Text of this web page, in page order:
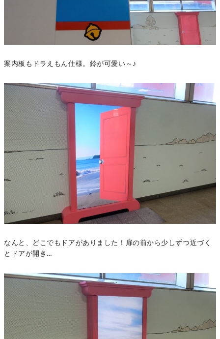
案内板もドラえもん仕様。鈴が可愛い～♪
なんと、どこでもドアがありました！扉の前から少しずつ近づく
とドアが開き…